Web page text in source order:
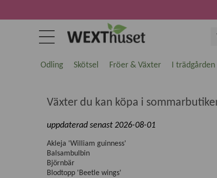
Odling Skötsel Fröer & Växter I trädgården
Växter du kan köpa i
uppdaterad senast 2026-08-01
Akleja 'William guinness'
Balsambulbin
Björnbär
Blodtopp 'Beetle wings'